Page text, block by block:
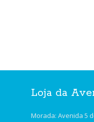
Loja da
Morada: Avenida 5